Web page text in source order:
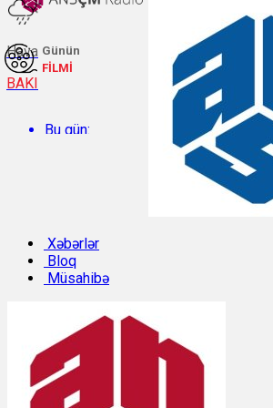
Hava
BAKI
Bu gün:
Temperatur: 29.3°C. Rütubət: 48%.
Sabah:
Günün
FİLMİ
Xəbərlər
Bloq
Müsahibə